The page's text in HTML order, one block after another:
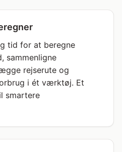
tid for at beregne
sammenligne
rejserute og
i ét værktøj. Et
smartere